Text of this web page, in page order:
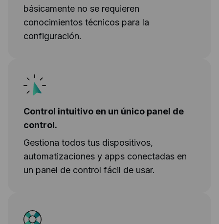
básicamente no se requieren
conocimientos técnicos para la
configuración.
Control intuitivo en un único panel de
control.
Gestiona todos tus dispositivos,
automatizaciones y apps conectadas en
un panel de control fácil de usar.